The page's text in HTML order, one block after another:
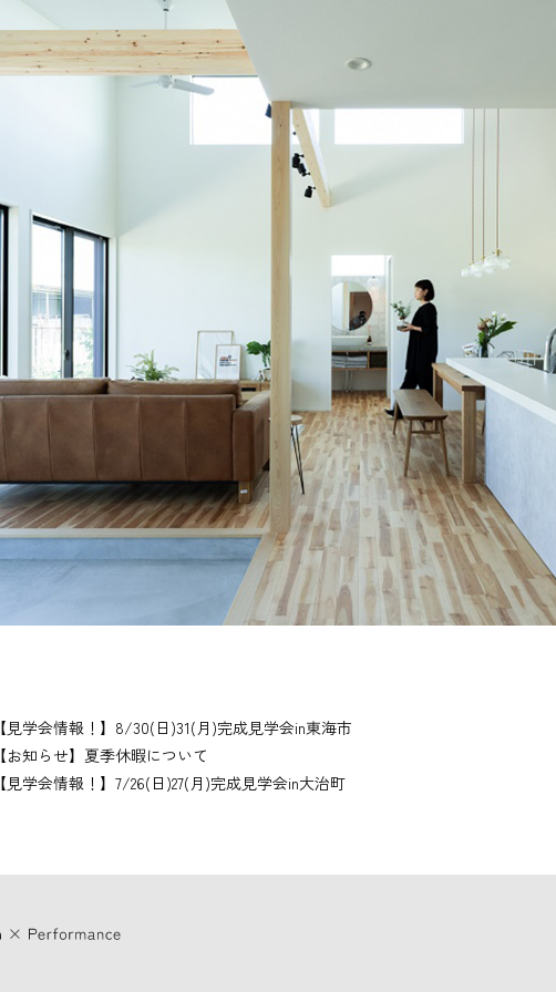
【見学会情報！】8/30(日)31(月)完成見学会in東海市
【お知らせ】夏季休暇について
【見学会情報！】7/26(日)27(月)完成見学会in大治町